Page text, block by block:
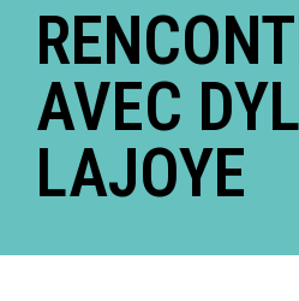
AVEC
LAJOYE